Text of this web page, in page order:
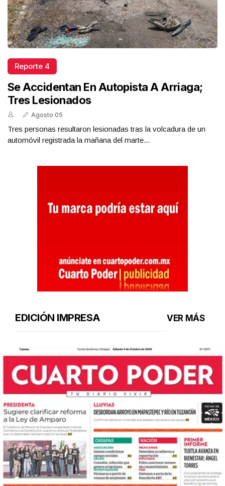
Reporte 4
Se Accidentan En Autopista A Arriaga;
Tres Lesionados
Agosto 05
Tres personas resultaron lesionadas tras la volcadura de un
automóvil registrada la mañana del marte...
EDICIÓN IMPRESA VER MÁS